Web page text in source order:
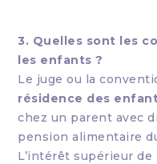
3. Quelles sont les
les enfants ?
Le juge ou la
résidence des
chez un parent avec
pension alimentaire
L’intérêt supérieur de